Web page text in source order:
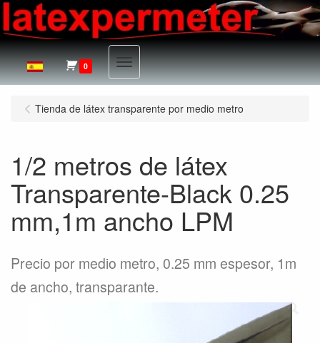
0 Menu
Tienda de látex transparente por medio metro
1/2 metros de látex
Transparente-Black 0.25
mm,1m ancho LPM
Precio por medio metro, 0.25 mm espesor, 1m
de ancho, transparante.